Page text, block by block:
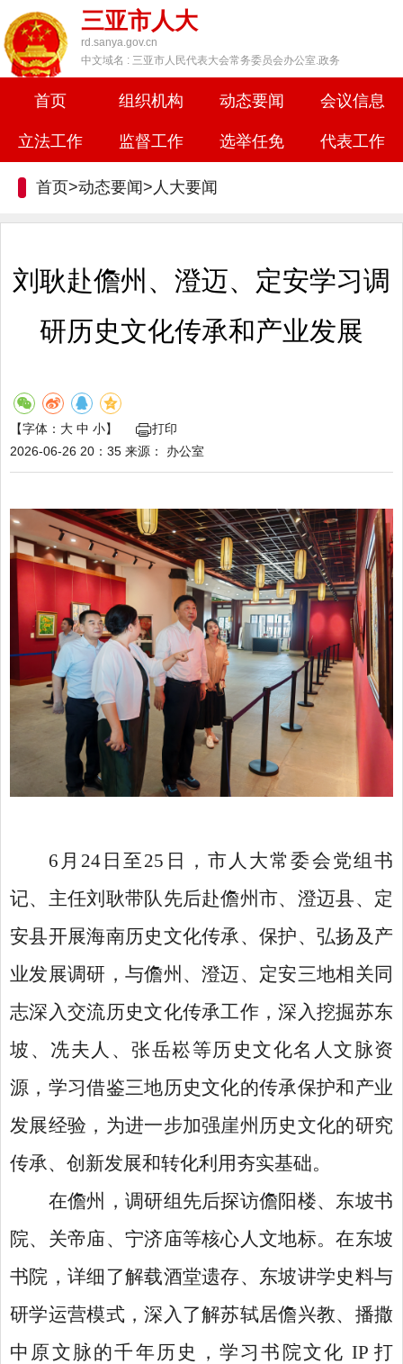
三亚市人大
rd.sanya.gov.cn
中文域名 : 三亚市人民代表大会常务委员会办公室.政务
首页 组织机构 动态要闻 会议信息
立法工作 监督工作 选举任免 代表工作
首页>动态要闻> 人大要闻
刘耿赴儋州、澄迈、定安学习调
研历史文化传承和产业发展
【字体： 大 中 小】
打印
2026-06-26 20：35 来源： 办公室
6月24日至25日，市人大常委会党组书
记、主任刘耿带队先后赴儋州市、澄迈县、定
安县开展海南历史文化传承、保护、弘扬及产
业发展调研，与儋州、澄迈、定安三地相关同
志深入交流历史文化传承工作，深入挖掘苏东
坡、冼夫人、张岳崧等历史文化名人文脉资
源，学习借鉴三地历史文化的传承保护和产业
发展经验，为进一步加强崖州历史文化的研究
传承、创新发展和转化利用夯实基础。
在儋州，调研组先后探访儋阳楼、东坡书
院、关帝庙、宁济庙等核心人文地标。在东坡
书院，详细了解载酒堂遗存、东坡讲学史料与
研学运营模式，深入了解苏轼居儋兴教、播撒
中原文脉的千年历史，学习书院文化 IP 打